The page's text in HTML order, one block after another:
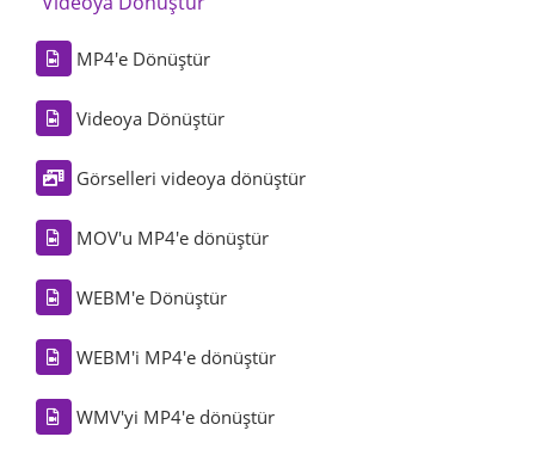
MP4'e Dönüştür
Videoya Dönüştür
Görselleri videoya dönüştür
MOV'u MP4'e dönüştür
WEBM'e Dönüştür
WEBM'i MP4'e dönüştür
WMV'yi MP4'e dönüştür